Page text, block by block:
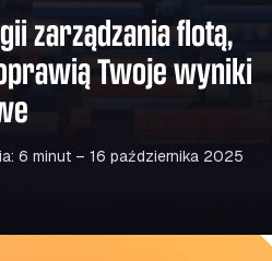
zarządzania flotą,
Twoje wyniki
6 minut – 16 października 2025
w Europie wpływa na